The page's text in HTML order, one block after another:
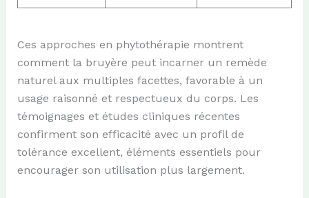
Ces approches en phytothérapie montrent
comment la bruyère peut incarner un remède
naturel aux multiples facettes, favorable à un
usage raisonné et respectueux du corps. Les
témoignages et études cliniques récentes
confirment son efficacité avec un profil de
tolérance excellent, éléments essentiels pour
encourager son utilisation plus largement.